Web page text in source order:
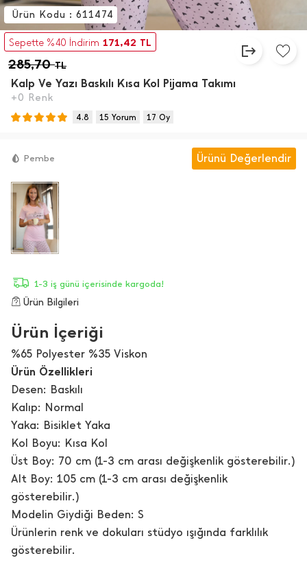
Sepette %40 İndirim 171,42 TL
285,70TL
Kalp Ve Yazı Baskılı Kısa Kol Pijama Takımı
+0 Renk
Ürün Kodu : 611474
4.8 15 Yorum 17 Oy
Pembe Ürünü Değerlendir
1-3 iş günü içerisinde kargoda!
Ürün Bilgileri
Ürün İçeriği
%65 Polyester %35 Viskon
Ürün Özellikleri
Desen: Baskılı
Kalıp: Normal
Yaka: Bisiklet Yaka
Kol Boyu: Kısa Kol
Üst Boy: 70 cm (1-3 cm arası değişkenlik gösterebilir.)
Alt Boy: 105 cm (1-3 cm arası değişkenlik
gösterebilir.)
Modelin Giydiği Beden: S
Ürünlerin renk ve dokuları stüdyo ışığında farklılık
gösterebilir.